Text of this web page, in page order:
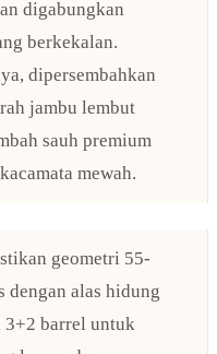
digabungkan
berkekalan.
dipersembahkan
jambu lembut
sauh premium
mewah.
geometri 55-
dengan alas hidung
3+2 barrel untuk